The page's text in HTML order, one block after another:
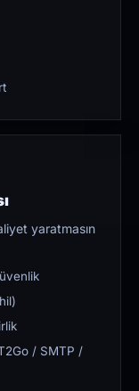
yaratmasın
/ SMTP /